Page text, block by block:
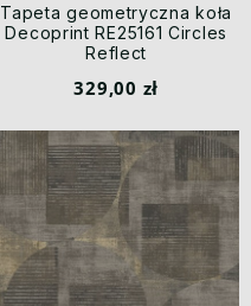
Tapeta geometryczna koła
Decoprint RE25161 Circles
Reflect
329,00 zł